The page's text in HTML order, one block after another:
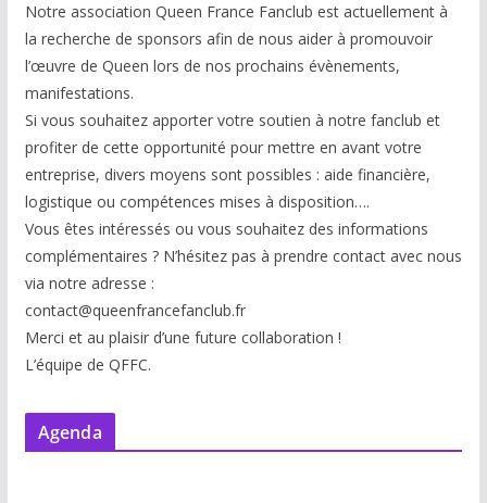
Notre association Queen France Fanclub est actuellement à
la recherche de sponsors afin de nous aider à promouvoir
l’œuvre de Queen lors de nos prochains évènements,
manifestations.
Si vous souhaitez apporter votre soutien à notre fanclub et
profiter de cette opportunité pour mettre en avant votre
entreprise, divers moyens sont possibles : aide financière,
logistique ou compétences mises à disposition….
Vous êtes intéressés ou vous souhaitez des informations
complémentaires ? N’hésitez pas à prendre contact avec nous
via notre adresse :
contact@queenfrancefanclub.fr
Merci et au plaisir d’une future collaboration !
L’équipe de QFFC.
Agenda